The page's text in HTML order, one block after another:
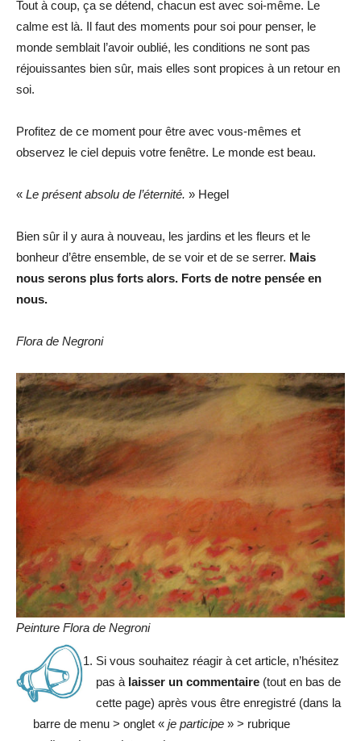
Tout à coup, ça se détend, chacun est avec soi-même. Le
calme est là. Il faut des moments pour soi pour penser, le
monde semblait l’avoir oublié, les conditions ne sont pas
réjouissantes bien sûr, mais elles sont propices à un retour en
soi.
Profitez de ce moment pour être avec vous-mêmes et
observez le ciel depuis votre fenêtre. Le monde est beau.
« Le présent absolu de l’éternité. » Hegel
Bien sûr il y aura à nouveau, les jardins et les fleurs et le
bonheur d’être ensemble, de se voir et de se serrer. Mais
nous serons plus forts alors. Forts de notre pensée en
nous.
Flora de Negroni
Peinture Flora de Negroni
Si vous souhaitez réagir à cet article, n’hésitez
pas à laisser un commentaire (tout en bas de
cette page) après vous être enregistré (dans la
barre de menu > onglet « je participe » > rubrique